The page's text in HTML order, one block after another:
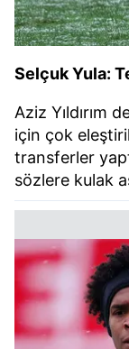
ilgili mevzuata
almak için lütfen
Selçuk Yula:
Aziz Yıldırım
için çok
transferler
sözlere kulak